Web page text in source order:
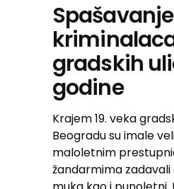
gradskih
godine
Krajem 19. veka
Beogradu su imale
maloletnim
žandarmima